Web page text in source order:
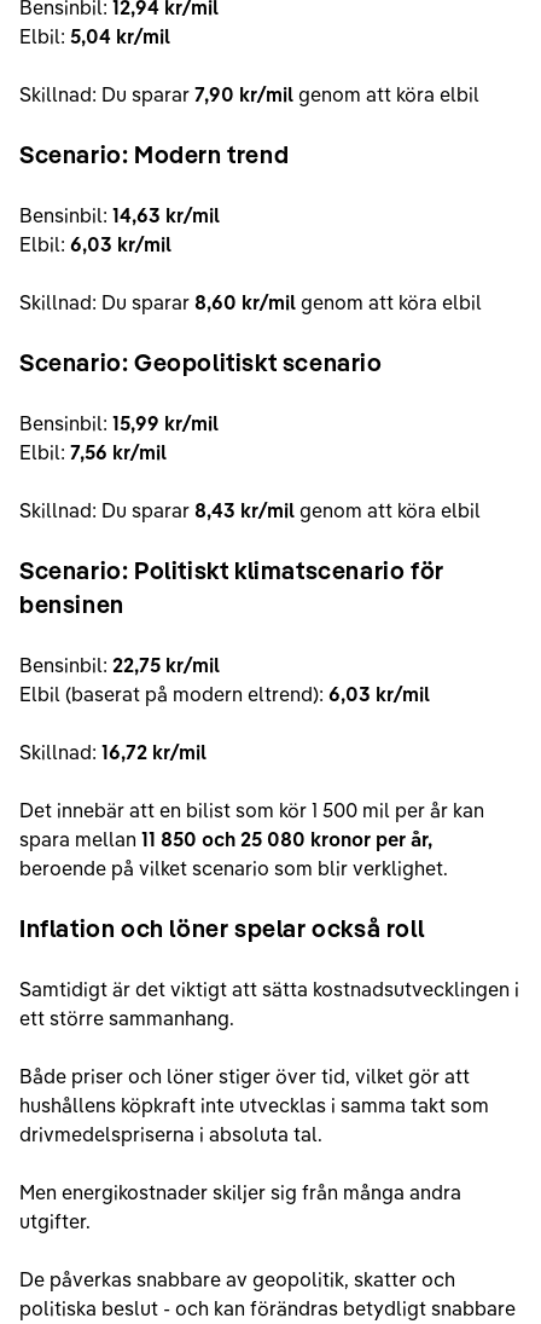
Bensinbil: 12,94 kr/mil
Elbil: 5,04 kr/mil
Skillnad: Du sparar 7,90 kr/mil genom att köra elbil
Scenario: Modern trend
Bensinbil: 14,63 kr/mil
Elbil: 6,03 kr/mil
Skillnad: Du sparar 8,60 kr/mil genom att köra elbil
Scenario: Geopolitiskt scenario
Bensinbil: 15,99 kr/mil
Elbil: 7,56 kr/mil
Skillnad: Du sparar 8,43 kr/mil genom att köra elbil
Scenario: Politiskt klimatscenario för
bensinen
Bensinbil: 22,75 kr/mil
Elbil (baserat på modern eltrend): 6,03 kr/mil
Skillnad: 16,72 kr/mil
Det innebär att en bilist som kör 1 500 mil per år kan
spara mellan 11 850 och 25 080 kronor per år,
beroende på vilket scenario som blir verklighet.
Inflation och löner spelar också roll
Samtidigt är det viktigt att sätta kostnadsutvecklingen i
ett större sammanhang.
Både priser och löner stiger över tid, vilket gör att
hushållens köpkraft inte utvecklas i samma takt som
drivmedelspriserna i absoluta tal.
Men energikostnader skiljer sig från många andra
utgifter.
De påverkas snabbare av geopolitik, skatter och
politiska beslut - och kan förändras betydligt snabbare